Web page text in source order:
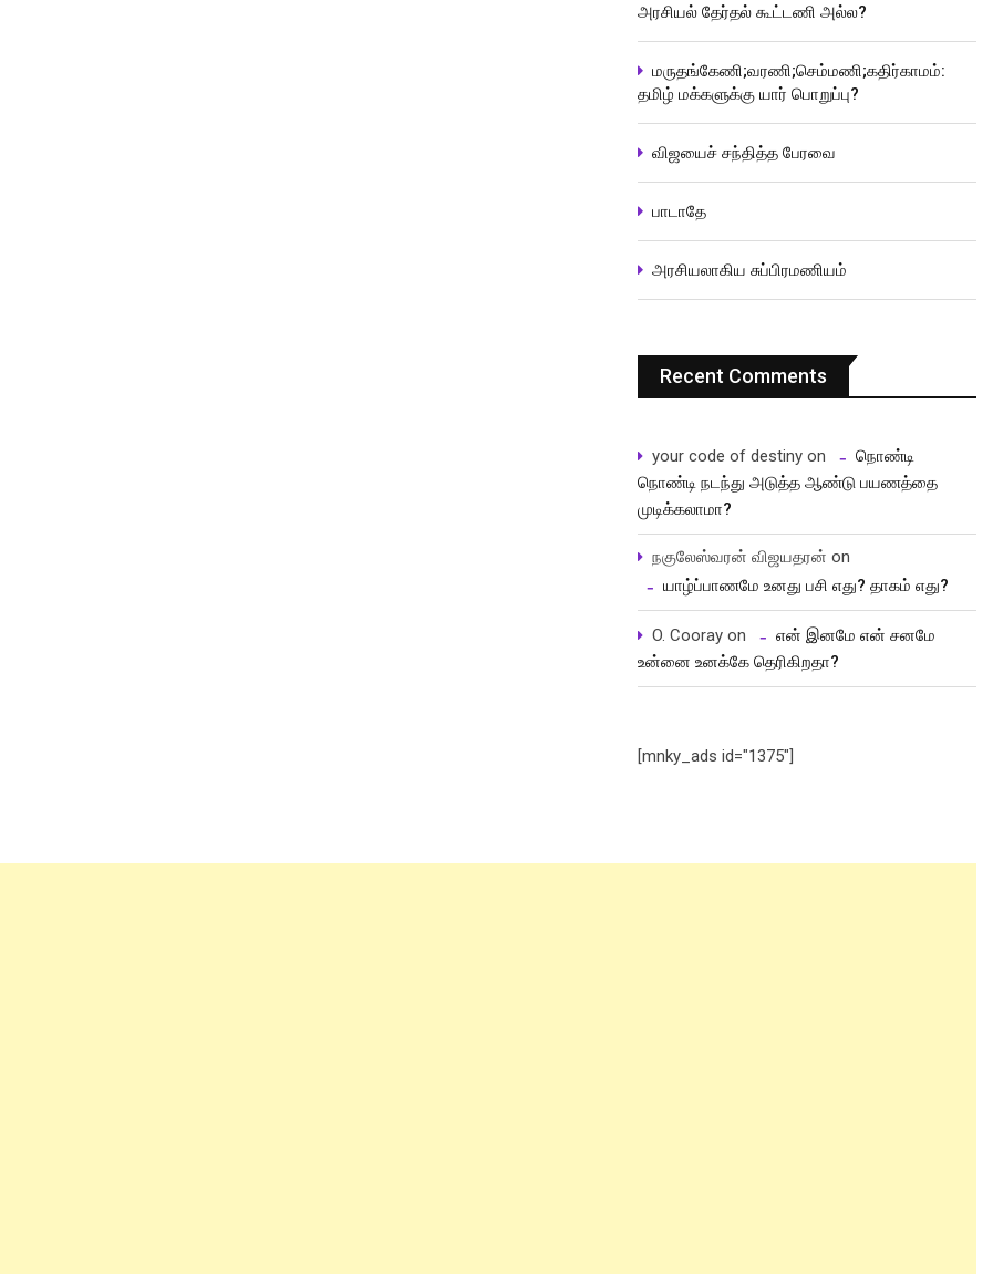
அரசியல் தேர்தல் கூட்டணி அல்ல?
மருதங்கேணி;வரணி;செம்மணி;கதிர்காமம்:
தமிழ் மக்களுக்கு யார் பொறுப்பு?
விஜயைச் சந்தித்த பேரவை
பாடாதே
அரசியலாகிய சுப்பிரமணியம்
Recent Comments
your code of destiny on
நொண்டி
நொண்டி நடந்து அடுத்த ஆண்டு பயணத்தை
முடிக்கலாமா?
நகுலேஸ்வரன் விஜயதரன் on
யாழ்ப்பாணமே உனது பசி எது? தாகம் எது?
O. Cooray on
என் இனமே என் சனமே
உன்னை உனக்கே தெரிகிறதா?
[mnky_ads id="1375"]